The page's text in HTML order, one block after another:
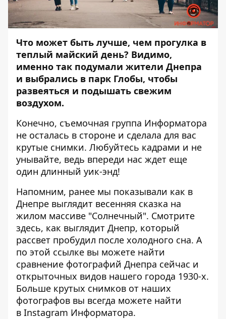
Что может быть лучше, чем прогулка в
теплый майский день? Видимо,
именно так подумали жители Днепра
и выбрались в парк Глобы, чтобы
развеяться и подышать свежим
воздухом.
Конечно, съемочная группа Информатора
не осталась в стороне и сделала для вас
крутые снимки. Любуйтесь кадрами и не
унывайте, ведь впереди нас ждет еще
один длинный уик-энд!
Напомним, ранее мы показывали как в
Днепре выглядит весенняя сказка на
жилом массиве "Солнечный". Смотрите
здесь, как выглядит Днепр, который
рассвет пробудил после холодного сна. А
по этой ссылке вы можете найти
сравнение фотографий Днепра сейчас и
открыточных видов нашего города 1930-х.
Больше крутых снимков от наших
фотографов вы всегда можете найти
в Instagram Информатора.